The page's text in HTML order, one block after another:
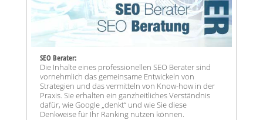
SEO Berater:
Die Inhalte eines professionellen SEO Berater sind
vornehmlich das gemeinsame Entwickeln von
Strategien und das vermitteln von Know-how in der
Praxis. Sie erhalten ein ganzheitliches Verständnis
dafür, wie Google „denkt“ und wie Sie diese
Denkweise für Ihr Ranking nutzen können.